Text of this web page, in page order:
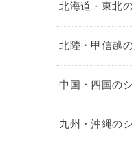
北海道・東北
北陸・甲信越
中国・四国の
九州・沖縄の